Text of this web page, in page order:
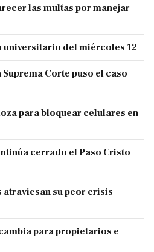
las multas por manejar
universitario del miércoles 12
Corte puso el caso
para bloquear celulares en
cerrado el Paso Cristo
atraviesan su peor crisis
para propietarios e